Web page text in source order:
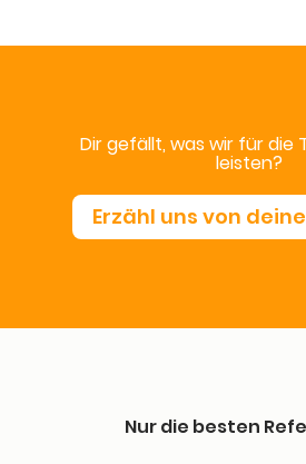
Dir gefällt, was wir für die
leisten?
Erzähl uns von
Nur die bes­ten